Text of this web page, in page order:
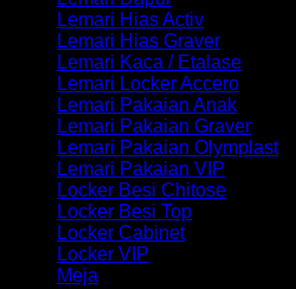
Lemari Hias Activ
Lemari Hias Graver
Lemari Kaca / Etalase
Lemari Locker Accero
Lemari Pakaian Anak
Lemari Pakaian Graver
Lemari Pakaian Olymplast
Lemari Pakaian VIP
Locker Besi Chitose
Locker Besi Top
Locker Cabinet
Locker VIP
Meja